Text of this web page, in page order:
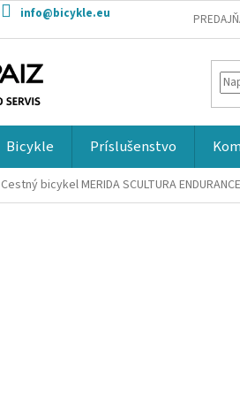
info@bicykle.eu
Bicykle Príslušenstvo
Cestný bicykel MERIDA SCULTURA